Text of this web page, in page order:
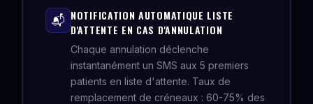
📬 NOTIFICATION AUTOMATIQUE LISTE
D'ATTENTE EN CAS D'ANNULATION
Chaque annulation déclenche
instantanément un SMS aux 5 premiers
patients en liste d'attente. Taux de
remplacement de créneaux : 60-75% des